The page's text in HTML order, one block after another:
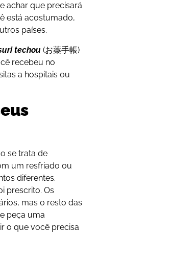
achar que precisará
está acostumado,
países.
techou (お薬手帳)
recebeu no
a hospitais ou
se trata de
um resfriado ou
diferentes.
prescrito. Os
mas o resto das
peça uma
o que você precisa